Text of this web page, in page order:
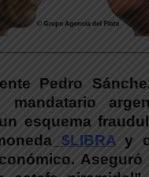
Pedro
mandatario
esquema
$LIBRAy
Aseguró